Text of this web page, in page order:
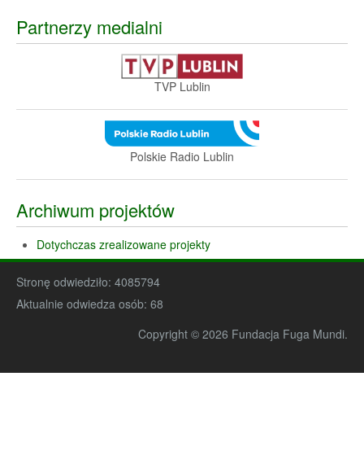
Partnerzy medialni
TVP Lublin
Polskie Radio Lublin
Archiwum projektów
Dotychczas zrealizowane projekty
Stronę odwiedziło: 4085794
Aktualnie odwiedza osób: 68
Copyright © 2026 Fundacja Fuga Mundi.